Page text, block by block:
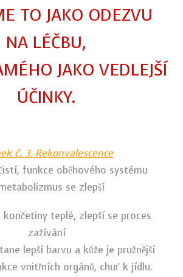
TO JAKO ODEZVU
NA LÉČBU,
JAKO VEDLEJŠÍ
ÚČINKY.
č. 3: Rekonvalescence
funkce oběhového systému
se zlepší
končetiny teplé, zlepší se proces
zažívání
lepší barvu a kůže je pružnější
vnitřních orgánů, chuť k jídlu.